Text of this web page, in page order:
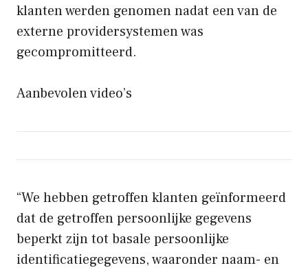
klanten werden genomen nadat een van de
externe providersystemen was
gecompromitteerd.
Aanbevolen video’s
“We hebben getroffen klanten geïnformeerd
dat de getroffen persoonlijke gegevens
beperkt zijn tot basale persoonlijke
identificatiegegevens, waaronder naam- en